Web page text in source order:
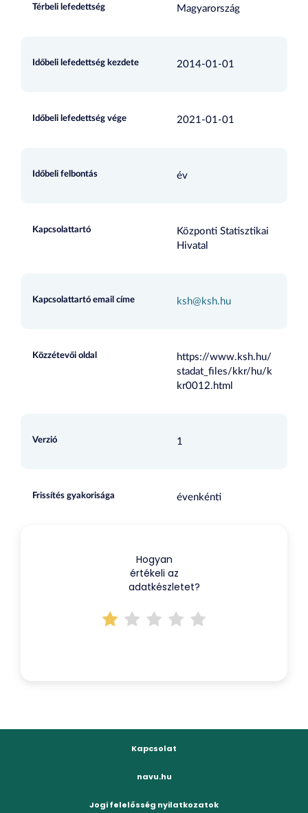
Térbeli lefedettség Magyarország
Időbeli lefedettség kezdete 2014-01-01
Időbeli lefedettség vége 2021-01-01
Időbeli felbontás év
Kapcsolattartó
Központi Statisztikai
Hivatal
Kapcsolattartó email címe ksh@ksh.hu
Közzétevői oldal
https://www.ksh.hu/
stadat_files/kkr/hu/k
kr0012.html
Verzió 1
Frissítés gyakorisága évenkénti
Hogyan
értékeli az
adatkészletet?
Kapcsolat
navu.hu
Jogi felelősség nyilatkozatok